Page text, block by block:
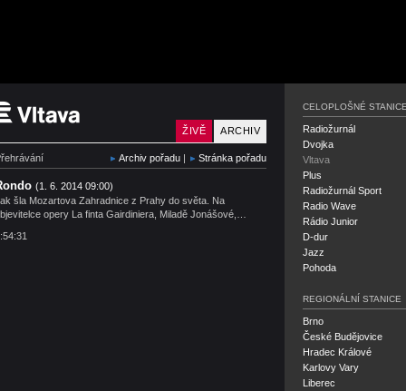
Český rozhlas Vltava
ARCHIV
ŽIVĚ
Archiv pořadu | Stránka pořadu
(1. 6. 2014 09:00)
šla Mozartova Zahradnice z Prahy do světa. Na
opery La finta Gairdiniera, Miladě Jonášové,…
CELOPLOŠNÉ
Radiožurnál
Dvojka
Vltava
Plus
Radiožurnál Sport
Radio Wave
Rádio Junior
D-dur
Jazz
Pohoda
REGIONÁLNÍ STANICE
Brno
České Budějovice
Hradec Králové
Karlovy Vary
Liberec